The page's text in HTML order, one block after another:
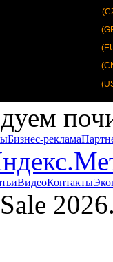
Бизнес-реклама
ВидеоКонтакты